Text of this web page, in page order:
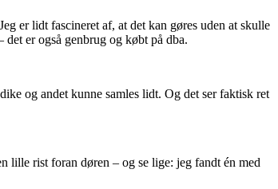
er lidt fascineret af, at det kan gøres uden at skulle
det er også genbrug og købt på dba.
og andet kunne samles lidt. Og det ser faktisk ret
lille rist foran døren – og se lige: jeg fandt én med